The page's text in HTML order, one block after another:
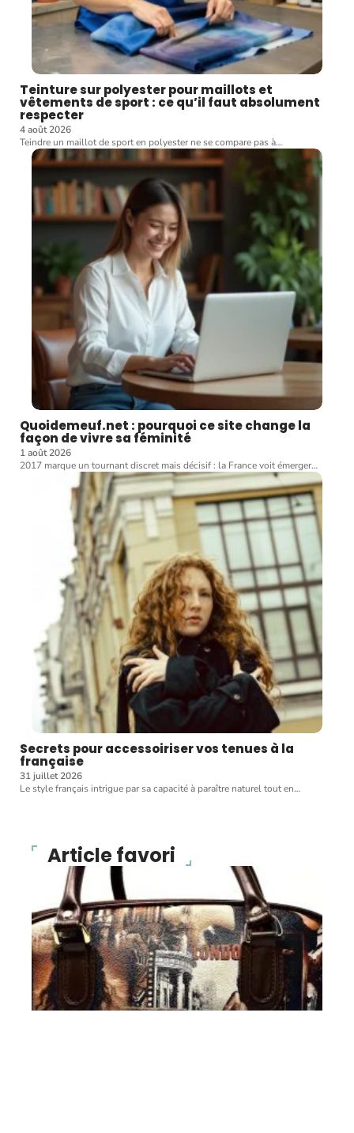
Teinture sur polyester pour maillots et
vêtements de sport : ce qu’il faut absolument
respecter
4 août 2026
Teindre un maillot de sport en polyester ne se compare pas à…
Quoidemeuf.net : pourquoi ce site change la
façon de vivre sa féminité
1 août 2026
2017 marque un tournant discret mais décisif : la France voit émerger…
Secrets pour accessoiriser vos tenues à la
française
31 juillet 2026
Le style français intrigue par sa capacité à paraître naturel tout en…
Article favori